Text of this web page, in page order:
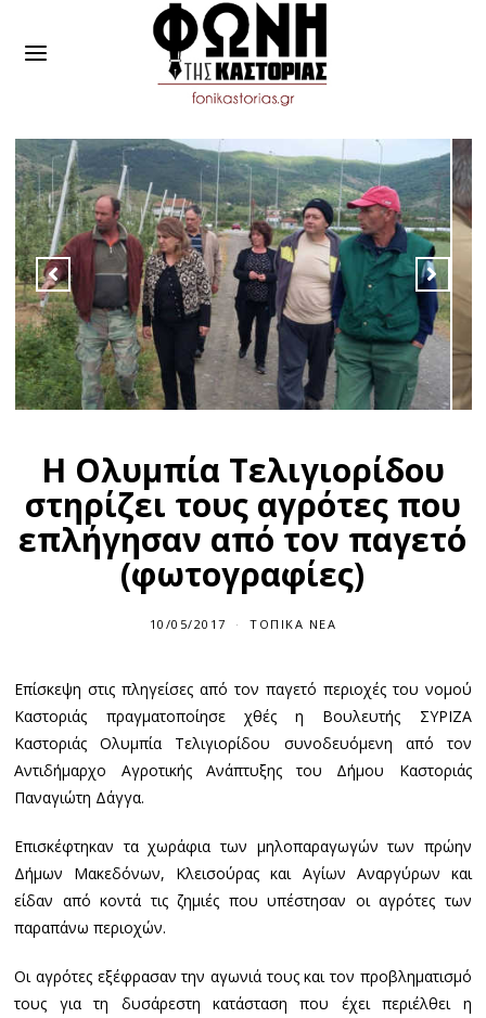
Η Ολυμπία Τελιγιορίδου
στηρίζει τους αγρότες που
επλήγησαν από τον παγετό
(φωτογραφίες)
10/05/2017 ΤΟΠΙΚΆ ΝΈΑ
Επίσκεψη στις πληγείσες από τον παγετό περιοχές του νομού
Καστοριάς πραγματοποίησε χθές η Βουλευτής ΣΥΡΙΖΑ
Καστοριάς Ολυμπία Τελιγιορίδου συνοδευόμενη από τον
Αντιδήμαρχο Αγροτικής Ανάπτυξης του Δήμου Καστοριάς
Παναγιώτη Δάγγα.
Επισκέφτηκαν τα χωράφια των μηλοπαραγωγών των πρώην
Δήμων Μακεδόνων, Κλεισούρας και Αγίων Αναργύρων και
είδαν από κοντά τις ζημιές που υπέστησαν οι αγρότες των
παραπάνω περιοχών.
Οι αγρότες εξέφρασαν την αγωνιά τους και τον προβληματισμό
τους για τη δυσάρεστη κατάσταση που έχει περιέλθει η